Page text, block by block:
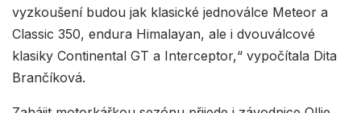
vyzkoušení budou jak klasické jednoválce Meteor a
Classic 350, endura Himalayan, ale i dvouválcové
klasiky Continental GT a Interceptor,“ vypočítala Dita
Brančíková.